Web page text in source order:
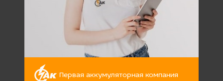
Первая аккумуляторная компания
Чехол А-4 26 АЗИЯ
170x200x260 мм
Наличие:Есть